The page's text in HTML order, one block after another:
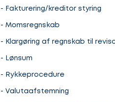
- Fakturering/kreditor styring
- Momsregnskab
- Klargøring af regnskab til
- Lønsum
- Rykkeprocedure
- Valutaafstemning